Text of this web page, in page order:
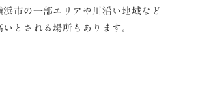
市の一部エリアや川沿い地域など
とされる場所もあります。